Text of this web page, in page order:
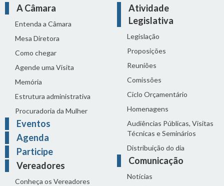
A Câmara
Entenda a Câmara
Mesa Diretora
Como chegar
Agende uma Visita
Memória
Estrutura administrativa
Procuradoria da Mulher
Eventos
Agenda
Participe
Vereadores
Conheça os Vereadores
Atividade
Legislativa
Legislação
Proposições
Reuniões
Comissões
Ciclo Orçamentário
Homenagens
Audiências Públicas, Visitas
Técnicas e Seminários
Distribuição do dia
Comunicação
Notícias